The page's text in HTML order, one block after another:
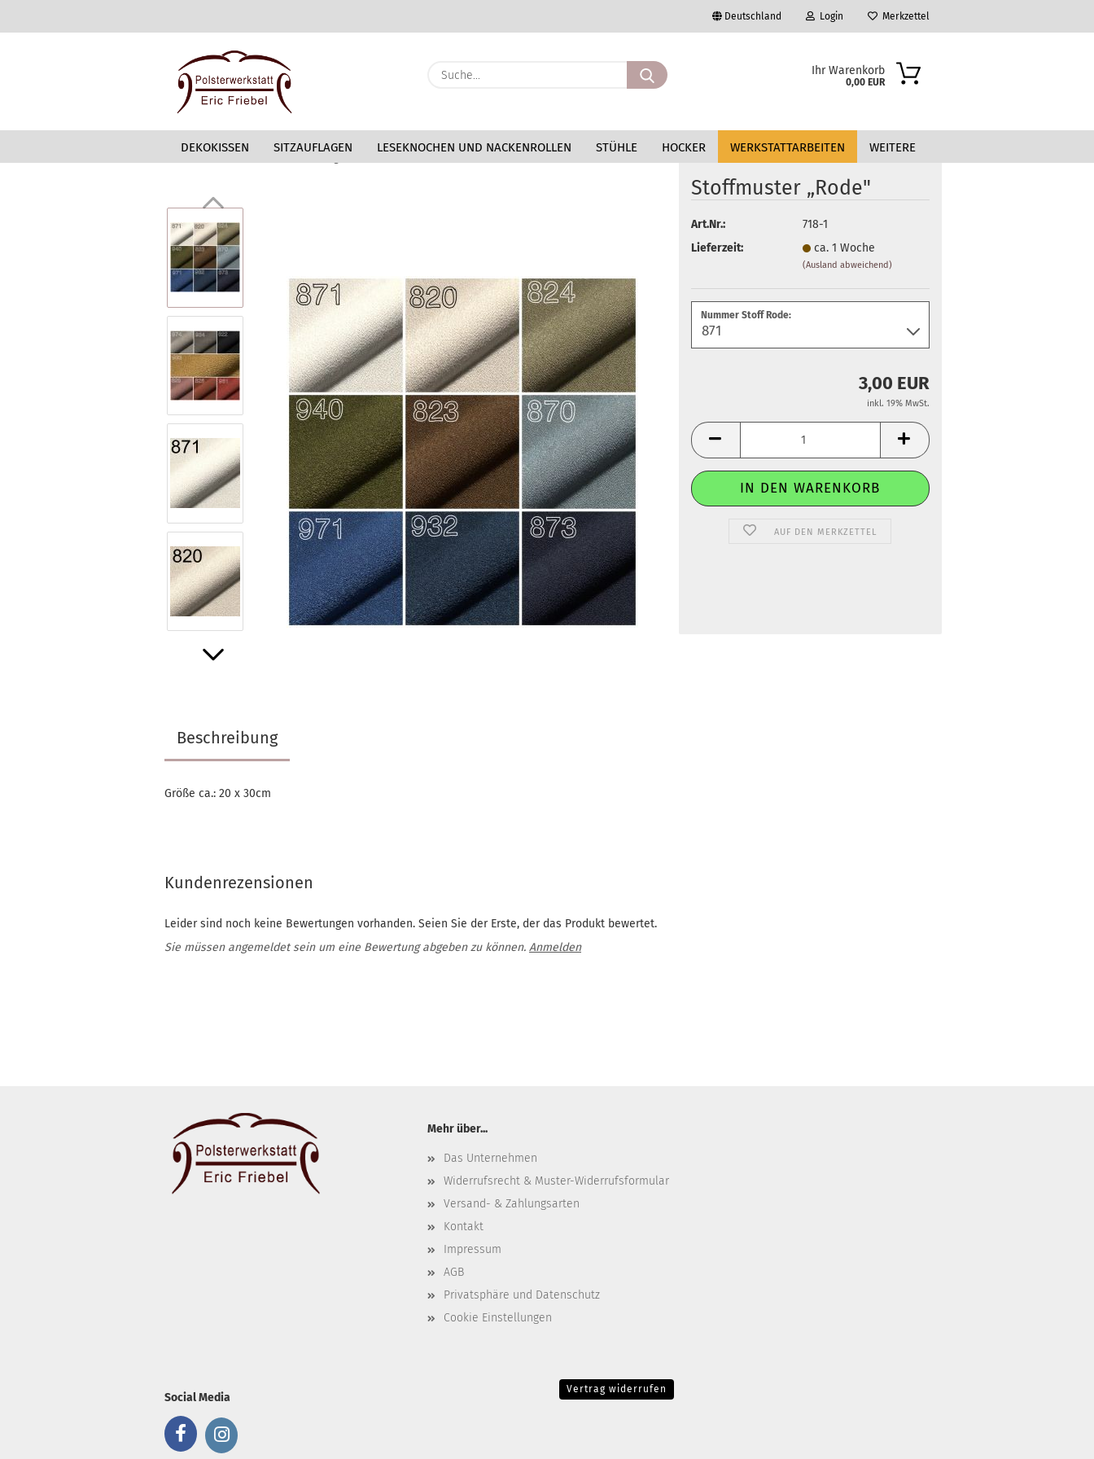
Deutschland Login
Passwort
Konto erstellen
Merkzettel
Suche... Ihr Warenkorb
0,00 EUR
DEKOKISSEN SITZAUFLAGEN LESEKNOCHEN UND NACKENROLLEN STÜHLE HOCKER WERKSTATTARBEITEN WEITERE
Stoffmuster „Rode"
Art.Nr.:
718-1
Lieferzeit:
ca. 1 Woche
(Ausland abweichend)
Nummer Stoff Rode:
3,00 EUR
inkl. 19% MwSt.
AUF DEN MERKZETTEL
Beschreibung
Größe ca.: 20 x 30cm
Kundenrezensionen
Leider sind noch keine Bewertungen vorhanden. Seien Sie der Erste, der das Produkt bewertet.
Sie müssen angemeldet sein um eine Bewertung abgeben zu können. Anmelden
Mehr über...
Das Unternehmen
Widerrufsrecht & Muster-Widerrufsformular
Versand- & Zahlungsarten
Kontakt
Impressum
AGB
Privatsphäre und Datenschutz
Cookie Einstellungen
Social Media
Vertrag widerrufen